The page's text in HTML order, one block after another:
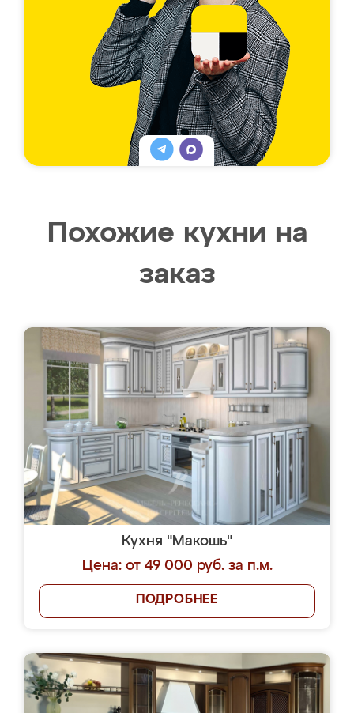
Похожие кухни на
заказ
Кухня "Макошь"
Цена: от 49 000 руб. за п.м.
ПОДРОБНЕЕ